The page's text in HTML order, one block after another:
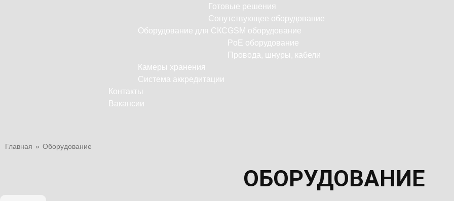
Готовые решения
Сопутствующее оборудование
Оборудование для СКСGSM оборудование
PoE оборудование
Провода, шнуры, кабели
Камеры хранения
Система аккредитации
Контакты
Вакансии
Главная » Оборудование
ОБОРУДОВАНИЕ